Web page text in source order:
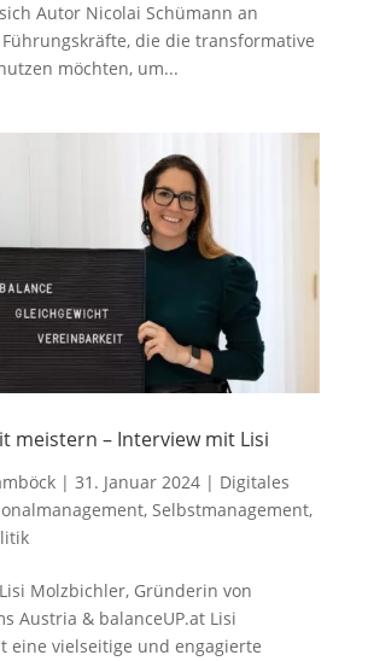
Autor Nicolai Schümann an
die die transformative
möchten, um...
meistern – Interview mit Lisi
| 31. Januar 2024| Digitales
, Selbstmanagement,
Molzbichler, Gründerin von
Austria & balanceUP.at Lisi
eine vielseitige und engagierte